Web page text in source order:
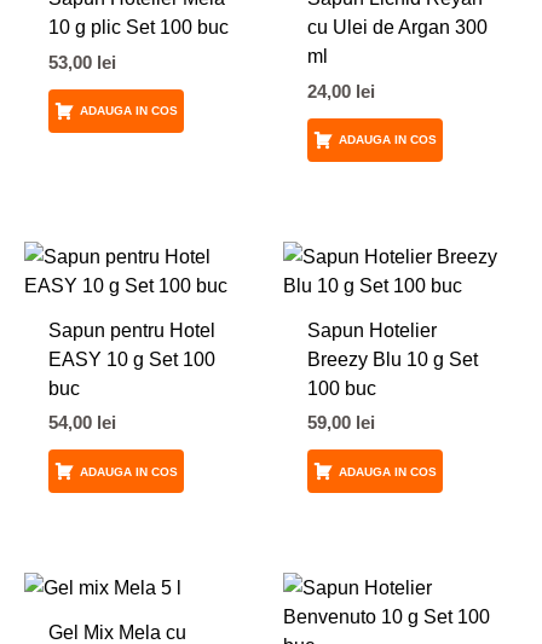
10 g plic Set 100 buc
53,00 lei
ADAUGA IN COS
cu Ulei de Argan 300
ml
24,00 lei
ADAUGA IN COS
Sapun pentru Hotel
EASY 10 g Set 100
buc
54,00 lei
ADAUGA IN COS
Sapun Hotelier
Breezy Blu 10 g Set
100 buc
59,00 lei
ADAUGA IN COS
Gel Mix Mela cu